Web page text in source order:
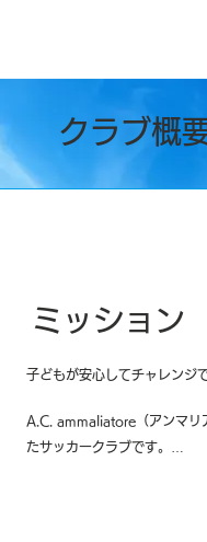
クラブ概
ミッション
子どもが安心してチャレンジ
A.C. ammaliatore（アンマリ
たサッカークラブです。